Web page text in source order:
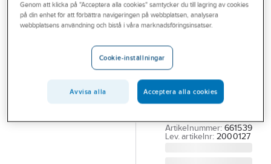
Outlet
Branscher 3M DBI-SALA
KARBINHAKE CS
2000127
SJÄLVLÅSANDE
Artikelnummer: 661539
Lev. artikelnr: 2000127
Genom att klicka på "Acceptera alla cookies" samtycker du till lagring av cookies
på din enhet för att förbättra navigeringen på webbplatsen, analysera
webbplatsens användning och bistå i våra marknadsföringsinsatser.
Cookie-inställningar
Avvisa alla Acceptera alla cookies